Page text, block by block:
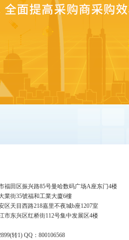
福田区振兴路85号曼哈数码广场A座东门4楼
業街35號福和工業大廈6樓
区天目西路218嘉里不夜城b座1207室
市东兴区红桥街112号集中发展区4楼
转1) QQ：800106568